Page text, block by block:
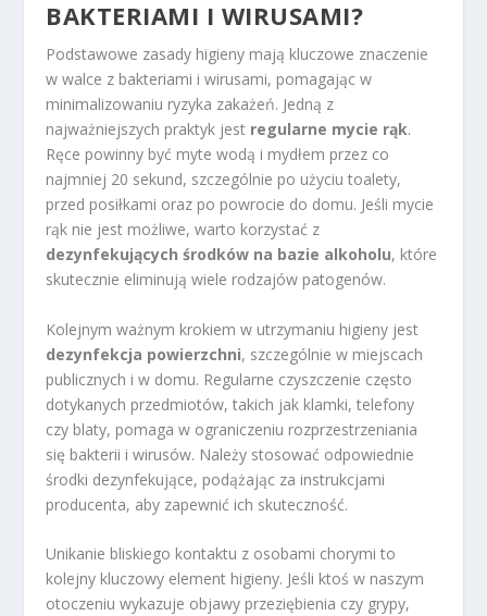
BAKTERIAMI I WIRUSAMI?
Podstawowe zasady higieny mają kluczowe znaczenie
w walce z bakteriami i wirusami, pomagając w
minimalizowaniu ryzyka zakażeń. Jedną z
najważniejszych praktyk jest regularne mycie rąk.
Ręce powinny być myte wodą i mydłem przez co
najmniej 20 sekund, szczególnie po użyciu toalety,
przed posiłkami oraz po powrocie do domu. Jeśli mycie
rąk nie jest możliwe, warto korzystać z
dezynfekujących środków na bazie alkoholu, które
skutecznie eliminują wiele rodzajów patogenów.
Kolejnym ważnym krokiem w utrzymaniu higieny jest
dezynfekcja powierzchni, szczególnie w miejscach
publicznych i w domu. Regularne czyszczenie często
dotykanych przedmiotów, takich jak klamki, telefony
czy blaty, pomaga w ograniczeniu rozprzestrzeniania
się bakterii i wirusów. Należy stosować odpowiednie
środki dezynfekujące, podążając za instrukcjami
producenta, aby zapewnić ich skuteczność.
Unikanie bliskiego kontaktu z osobami chorymi to
kolejny kluczowy element higieny. Jeśli ktoś w naszym
otoczeniu wykazuje objawy przeziębienia czy grypy,